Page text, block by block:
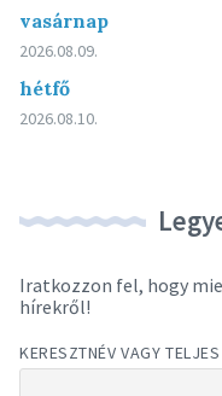
vasárnap
2026.08.09.
hétfő
2026.08.10.
Iratkozzon fel, hogy
hírekről!
KERESZTNÉV VAGY